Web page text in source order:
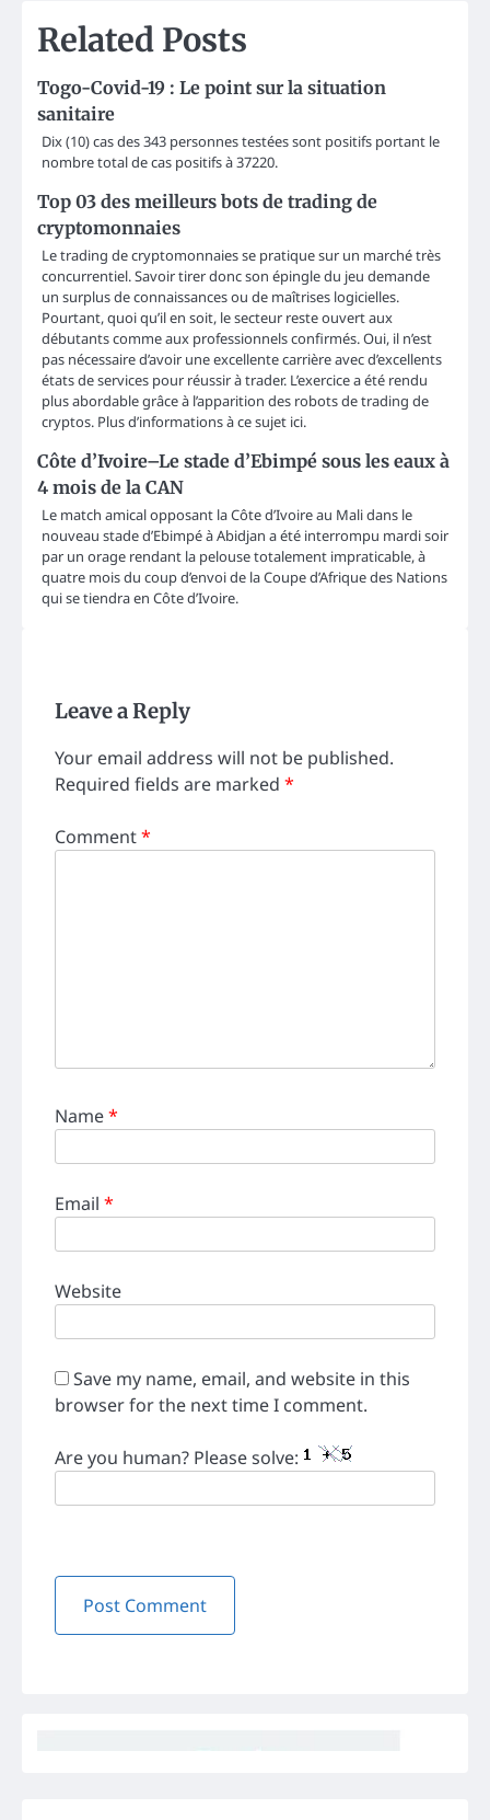
Related Posts
Togo-Covid-19 : Le point sur la situation
sanitaire
Dix (10) cas des 343 personnes testées sont positifs portant le
nombre total de cas positifs à 37220.
Top 03 des meilleurs bots de trading de
cryptomonnaies
Le trading de cryptomonnaies se pratique sur un marché très
concurrentiel. Savoir tirer donc son épingle du jeu demande
un surplus de connaissances ou de maîtrises logicielles.
Pourtant, quoi qu’il en soit, le secteur reste ouvert aux
débutants comme aux professionnels confirmés. Oui, il n’est
pas nécessaire d’avoir une excellente carrière avec d’excellents
états de services pour réussir à trader. L’exercice a été rendu
plus abordable grâce à l’apparition des robots de trading de
cryptos. Plus d’informations à ce sujet ici.
Côte d’Ivoire–Le stade d’Ebimpé sous les eaux à
4 mois de la CAN
Le match amical opposant la Côte d’Ivoire au Mali dans le
nouveau stade d’Ebimpé à Abidjan a été interrompu mardi soir
par un orage rendant la pelouse totalement impraticable, à
quatre mois du coup d’envoi de la Coupe d’Afrique des Nations
qui se tiendra en Côte d’Ivoire.
Leave a Reply
Your email address will not be published.
Required fields are marked *
Comment*
Name*
Email *
Website
Save my name, email, and website in this
browser for the next time I comment.
Are you human? Please solve: